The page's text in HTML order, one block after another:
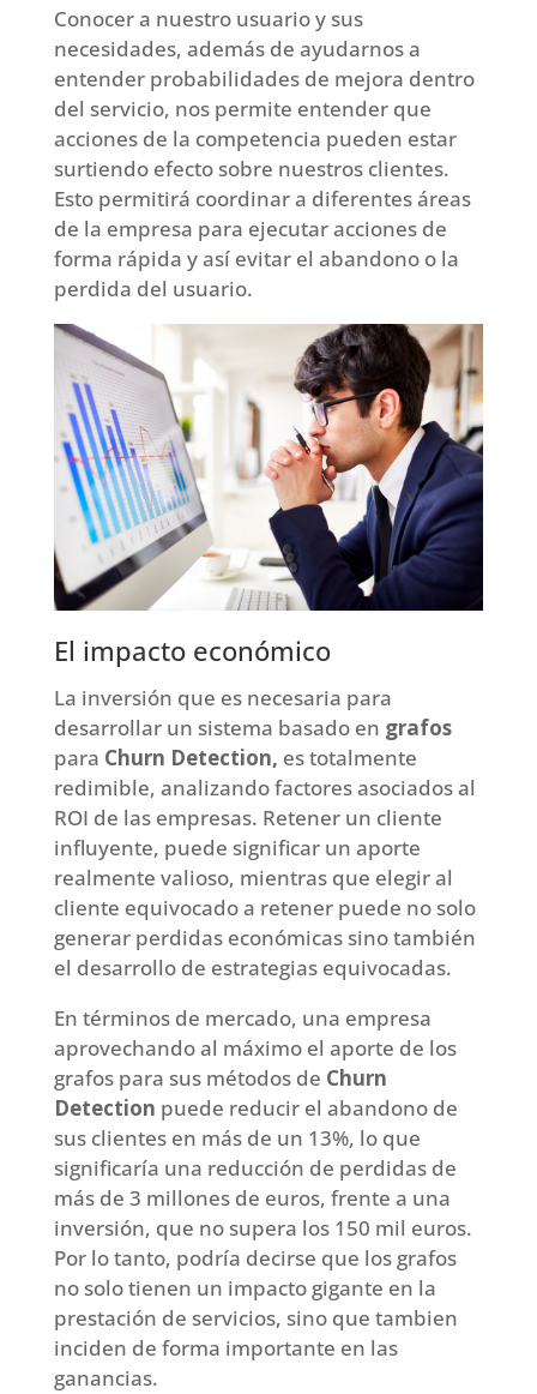
Conocer a nuestro usuario y sus
necesidades, además de ayudarnos a
entender probabilidades de mejora dentro
del servicio, nos permite entender que
acciones de la competencia pueden estar
surtiendo efecto sobre nuestros clientes.
Esto permitirá coordinar a diferentes áreas
de la empresa para ejecutar acciones de
forma rápida y así evitar el abandono o la
perdida del usuario.
El impacto económico
La inversión que es necesaria para
desarrollar un sistema basado en grafos
para Churn Detection, es totalmente
redimible, analizando factores asociados al
ROI de las empresas. Retener un cliente
influyente, puede significar un aporte
realmente valioso, mientras que elegir al
cliente equivocado a retener puede no solo
generar perdidas económicas sino también
el desarrollo de estrategias equivocadas.
En términos de mercado, una empresa
aprovechando al máximo el aporte de los
grafos para sus métodos de Churn
Detection puede reducir el abandono de
sus clientes en más de un 13%, lo que
significaría una reducción de perdidas de
más de 3 millones de euros, frente a una
inversión, que no supera los 150 mil euros.
Por lo tanto, podría decirse que los grafos
no solo tienen un impacto gigante en la
prestación de servicios, sino que tambien
inciden de forma importante en las
ganancias.